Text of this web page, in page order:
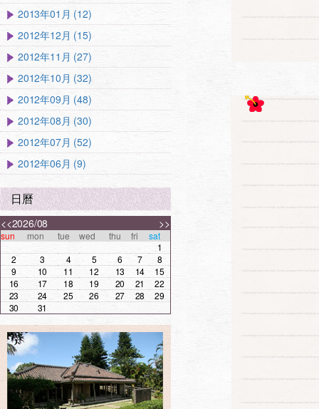
2013年01月 (12)
2012年12月 (15)
2012年11月 (27)
2012年10月 (32)
2012年09月 (48)
2012年08月 (30)
2012年07月 (52)
2012年06月 (9)
日曆
<< >>
2026/08
sun mon tue wed thu fri
sat
1
2
3 4 5 6 7
8
9
10 11 12 13 14
15
16
17 18 19 20 21
22
23
24 25 26 27 28
29
30
31